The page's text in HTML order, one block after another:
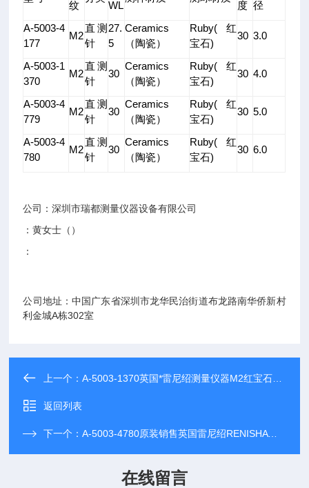
纹 WL 度 径
A-5003-4
177
M2
直测
针
27.
5
Ceramics
（陶瓷）
Ruby(红
宝石)
30 3.0
A-5003-1
370
M2
直测
针
30
Ceramics
（陶瓷）
Ruby(红
宝石)
30 4.0
A-5003-4
779
M2
直测
针
30
Ceramics
（陶瓷）
Ruby(红
宝石)
30 5.0
A-5003-4
780
M2
直测
针
30
Ceramics
（陶瓷）
Ruby(红
宝石)
30 6.0
公司：深圳市瑞都测量仪器设备有限公司
：黄女士（）
：
公司地址：中国广东省深圳市龙华民治街道布龙路南华侨新村
利金城A栋302室
上一个：A-5003-1370英国*雷尼绍测量仪器M2红宝石直测针A-5003-1370
返回列表
下一个：A-5003-4780原装销售英国雷尼绍RENISHAWM2红宝石直测针A-5003-4780
在线留言